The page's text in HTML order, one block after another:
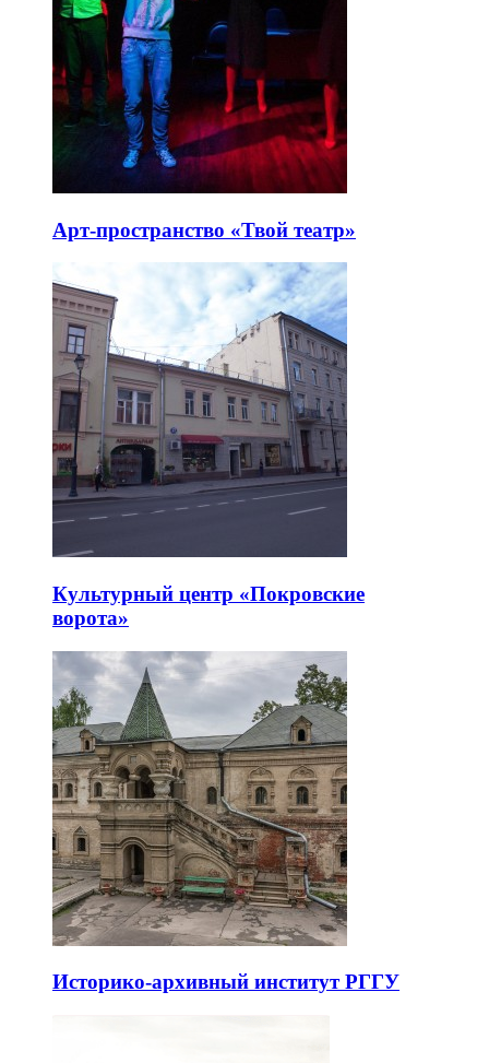
Арт-пространство «Твой театр»
Культурный центр «Покровские
ворота»
Историко-архивный институт РГГУ